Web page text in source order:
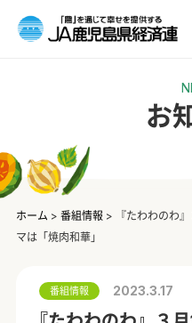
お
ホーム > 番組情報 >
『たわわのわ
マは「焼肉和華」
番組情報 2023.3.17